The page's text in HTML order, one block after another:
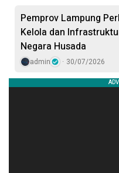
Pemprov Lampung
Kelola dan
Negara Husada
admin 30/07/2026